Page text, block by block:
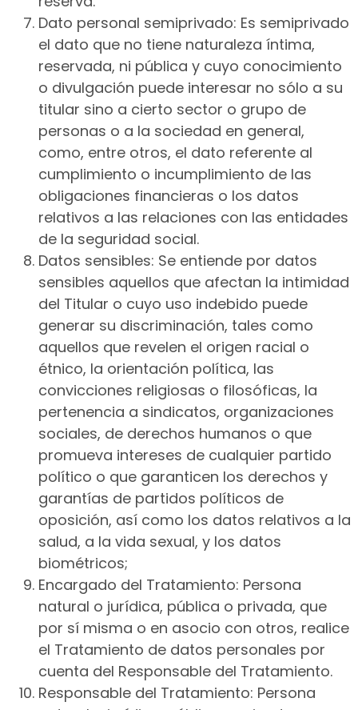
Dato personal semiprivado: Es semiprivado
el dato que no tiene naturaleza íntima,
reservada, ni pública y cuyo conocimiento
o divulgación puede interesar no sólo a su
titular sino a cierto sector o grupo de
personas o a la sociedad en general,
como, entre otros, el dato referente al
cumplimiento o incumplimiento de las
obligaciones financieras o los datos
relativos a las relaciones con las entidades
de la seguridad social.
Datos sensibles: Se entiende por datos
sensibles aquellos que afectan la intimidad
del Titular o cuyo uso indebido puede
generar su discriminación, tales como
aquellos que revelen el origen racial o
étnico, la orientación política, las
convicciones religiosas o filosóficas, la
pertenencia a sindicatos, organizaciones
sociales, de derechos humanos o que
promueva intereses de cualquier partido
político o que garanticen los derechos y
garantías de partidos políticos de
oposición, así como los datos relativos a la
salud, a la vida sexual, y los datos
biométricos;
Encargado del Tratamiento: Persona
natural o jurídica, pública o privada, que
por sí misma o en asocio con otros, realice
el Tratamiento de datos personales por
cuenta del Responsable del Tratamiento.
Responsable del Tratamiento: Persona